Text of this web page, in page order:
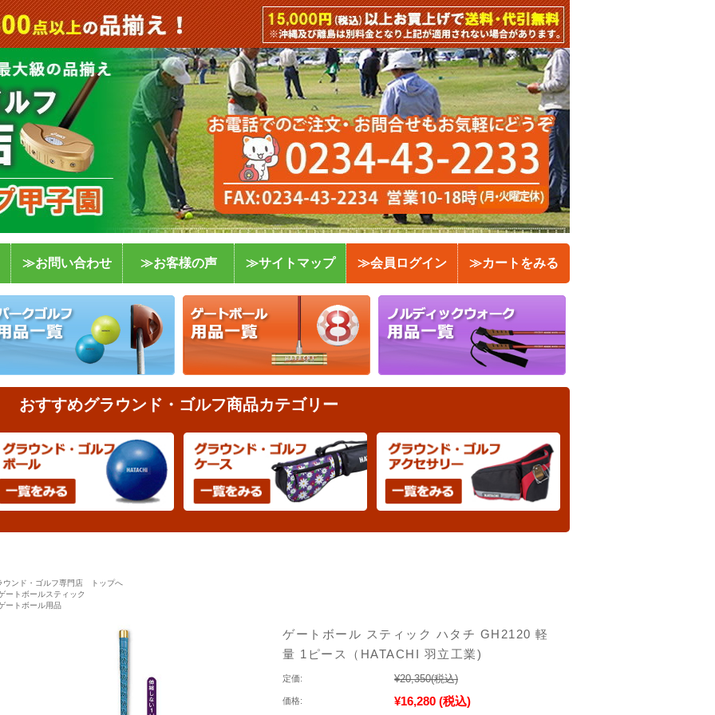
≫お問い合わせ ≫お客様の声 ≫サイトマップ ≫会員ログイン ≫カートをみる
おすすめグラウンド・ゴルフ商品カテゴリー
ウンド・ゴルフ専門店 トップへ
ートボールスティック
ートボール用品
ゲートボール スティック ハタチ GH2120 軽
量 1ピース（HATACHI 羽立工業)
定価: ¥20,350(税込)
価格: ¥16,280 (税込)